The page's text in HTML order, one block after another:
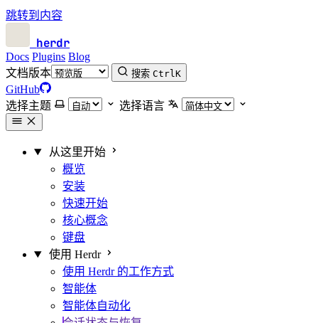
跳转到内容
herdr
Docs Plugins Blog
文档版本
搜索 CtrlK
GitHub
选择主题
选择语言
从这里开始
概览
安装
快速开始
核心概念
键盘
使用 Herdr
使用 Herdr 的工作方式
智能体
智能体自动化